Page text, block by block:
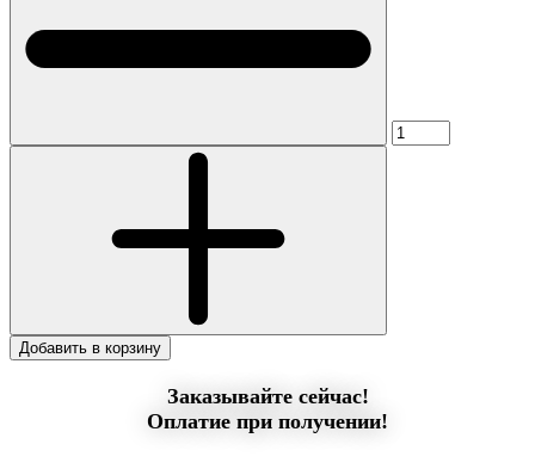
Добавить в корзину
Заказывайте сейчас!
Оплатие при получении!